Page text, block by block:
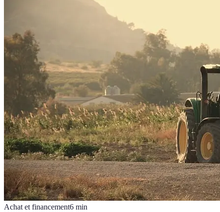
Achat et financement6 min